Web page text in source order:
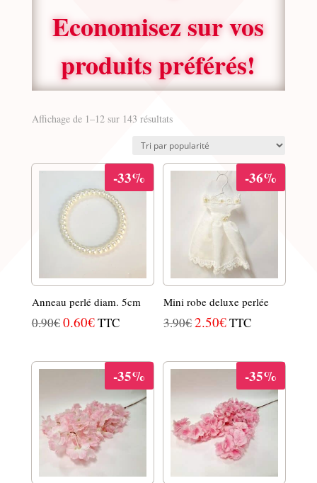
Economisez sur vos
produits préférés!
Affichage de 1–12 sur 143 résultatsTrié
popularité
-33%
Anneau perlé diam. 5cm
0.90€LE
INITIAL
0.60€LE
ACTUEL
EST :
0.60€.
TTC
-36%
Mini robe deluxe perlée
3.90€LE
INITIAL
3.90€.
2.50€LE
ACTUEL
EST :
2.50€.
TTC
-35% -35%